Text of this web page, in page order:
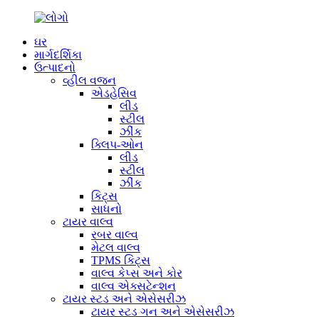
ઘર
માર્ગદર્શિકા
ઉત્પાદનો
વ્હીલ વજન
એડહેસિવ
લીડ
સ્ટીલ
ઝીંક
ક્લિપ-ઓન
લીડ
સ્ટીલ
ઝીંક
કિટ્સ
સાધનો
ટાયર વાલ્વ
રબર વાલ્વ
મેટલ વાલ્વ
TPMS કિટ્સ
વાલ્વ કેપ્સ અને કોર
વાલ્વ એક્સટેન્શન
ટાયર સ્ટડ અને એસેસરીઝ
ટાયર સ્ટડ ગન અને એસેસરીઝ